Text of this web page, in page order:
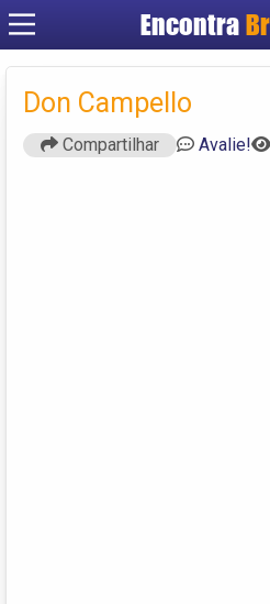
Encontra
Don Campello
Compartilhar Avalie!